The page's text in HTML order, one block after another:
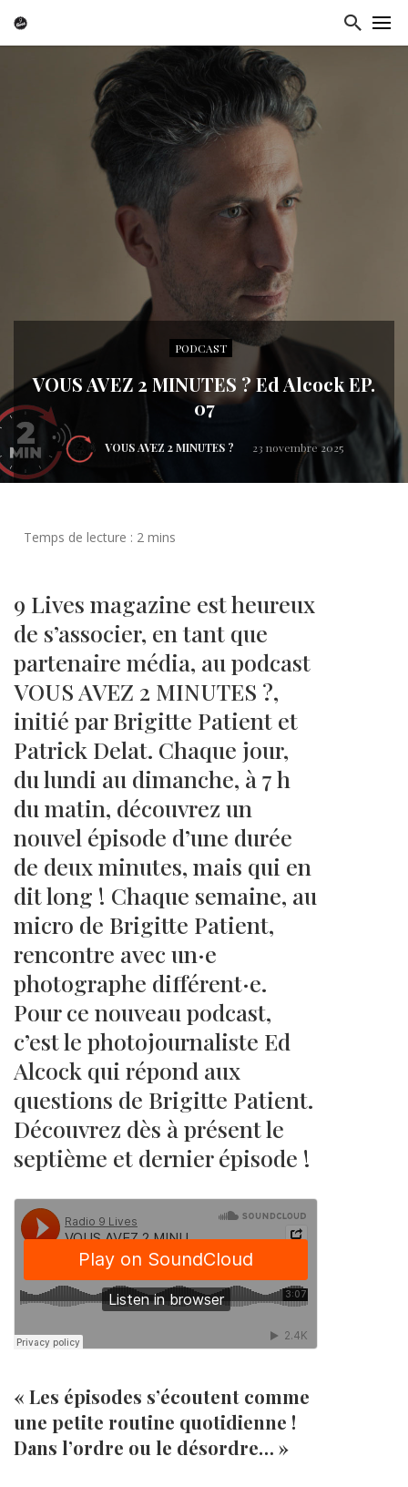
PODCAST
VOUS AVEZ 2 MINUTES ? Ed Alcock EP.
07
VOUS AVEZ 2 MINUTES ? 23 novembre 2025
9 Lives magazine est heureux
de s’associer, en tant que
partenaire média, au podcast
VOUS AVEZ 2 MINUTES ?,
initié par Brigitte Patient et
Patrick Delat. Chaque jour,
du lundi au dimanche, à 7 h
du matin, découvrez un
nouvel épisode d’une durée
de deux minutes, mais qui en
dit long ! Chaque semaine, au
micro de Brigitte Patient,
rencontre avec un·e
photographe différent·e.
Pour ce nouveau podcast,
c’est le photojournaliste Ed
Alcock qui répond aux
questions de Brigitte Patient.
Découvrez dès à présent le
septième et dernier épisode !
« Les épisodes s’écoutent comme
une petite routine quotidienne !
Dans l’ordre ou le désordre… »